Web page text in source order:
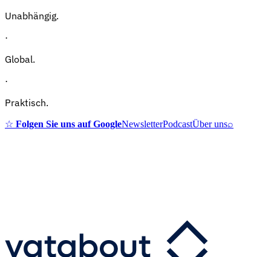
Unabhängig.
·
Global.
·
Praktisch.
☆ Folgen Sie uns auf GoogleNewsletterPodcastÜber uns⌕